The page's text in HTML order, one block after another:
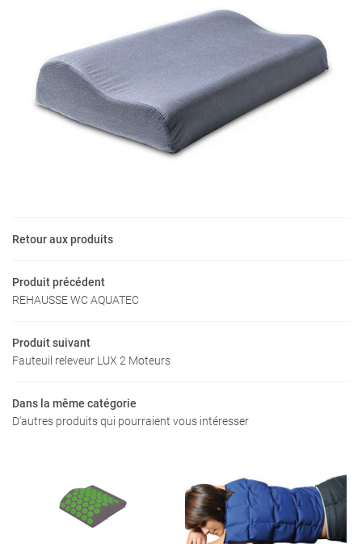
professionnels
produits
Actualités
Une
Retour aux produits
Produit précédent
REHAUSSE WC AQUATEC
Produit suivant
Fauteuil releveur LUX 2 Moteurs
Dans la même catégorie
D'autres produits qui pourraient vous intéresser